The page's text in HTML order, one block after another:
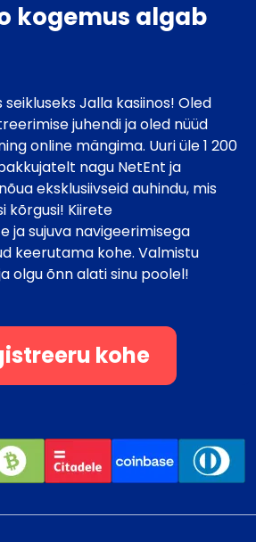
kogemus algab
Jalla kasiinos! Oled
juhendi ja oled nüüd
online mängima. Uuri üle 1 200
nagu NetEnt ja
eksklusiivseid auhindu, mis
kõrgusi! Kiirete
ja sujuva navigeerimisega
keerutama kohe. Valmistu
olgu õnn alati sinu poolel!
kohe